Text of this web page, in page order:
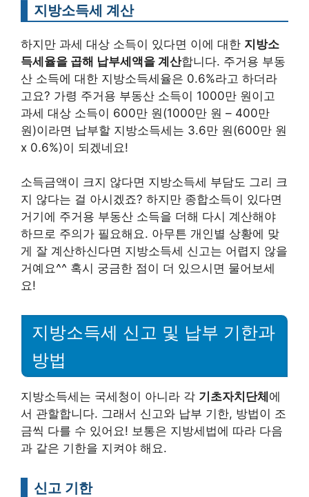
지방소득세 계산
하지만 과세 대상 소득이 있다면 이에 대한 지방소
득세율을 곱해 납부세액을 계산합니다. 주거용 부동
산 소득에 대한 지방소득세율은 0.6%라고 하더라
고요? 가령 주거용 부동산 소득이 1000만 원이고
과세 대상 소득이 600만 원(1000만 원 – 400만
원)이라면 납부할 지방소득세는 3.6만 원(600만 원
x 0.6%)이 되겠네요!
소득금액이 크지 않다면 지방소득세 부담도 그리 크
지 않다는 걸 아시겠죠? 하지만 종합소득이 있다면
거기에 주거용 부동산 소득을 더해 다시 계산해야
하므로 주의가 필요해요. 아무튼 개인별 상황에 맞
게 잘 계산하신다면 지방소득세 신고는 어렵지 않을
거예요^^ 혹시 궁금한 점이 더 있으시면 물어보세
요!
지방소득세 신고 및 납부 기한과
방법
지방소득세는 국세청이 아니라 각 기초자치단체 에
서 관할합니다. 그래서 신고와 납부 기한, 방법이 조
금씩 다를 수 있어요! 보통은 지방세법에 따라 다음
과 같은 기한을 지켜야 해요.
신고 기한